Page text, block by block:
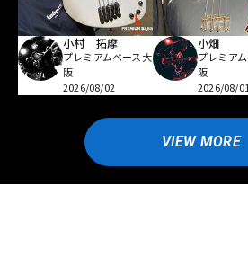
小村 拓摩
プレミアムベース大
阪
2026/08/02
小畑
プレミア
阪
2026/08/
VIEW MORE